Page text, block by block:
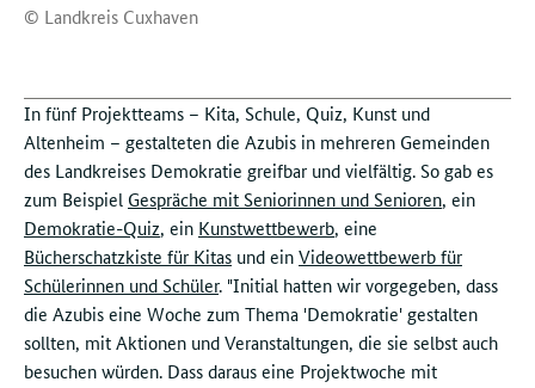
© Landkreis Cuxhaven
In fünf Projektteams – Kita, Schule, Quiz, Kunst und
Altenheim – gestalteten die Azubis in mehreren Gemeinden
des Landkreises Demokratie greifbar und vielfältig. So gab es
zum Beispiel Gespräche mit Seniorinnen und Senioren, ein
Demokratie-Quiz, ein Kunstwettbewerb, eine
Bücherschatzkiste für Kitas und einVideowettbewerb für
Schülerinnen und Schüler. "Initial hatten wir vorgegeben, dass
die Azubis eine Woche zum Thema 'Demokratie' gestalten
sollten, mit Aktionen und Veranstaltungen, die sie selbst auch
besuchen würden. Dass daraus eine Projektwoche mit